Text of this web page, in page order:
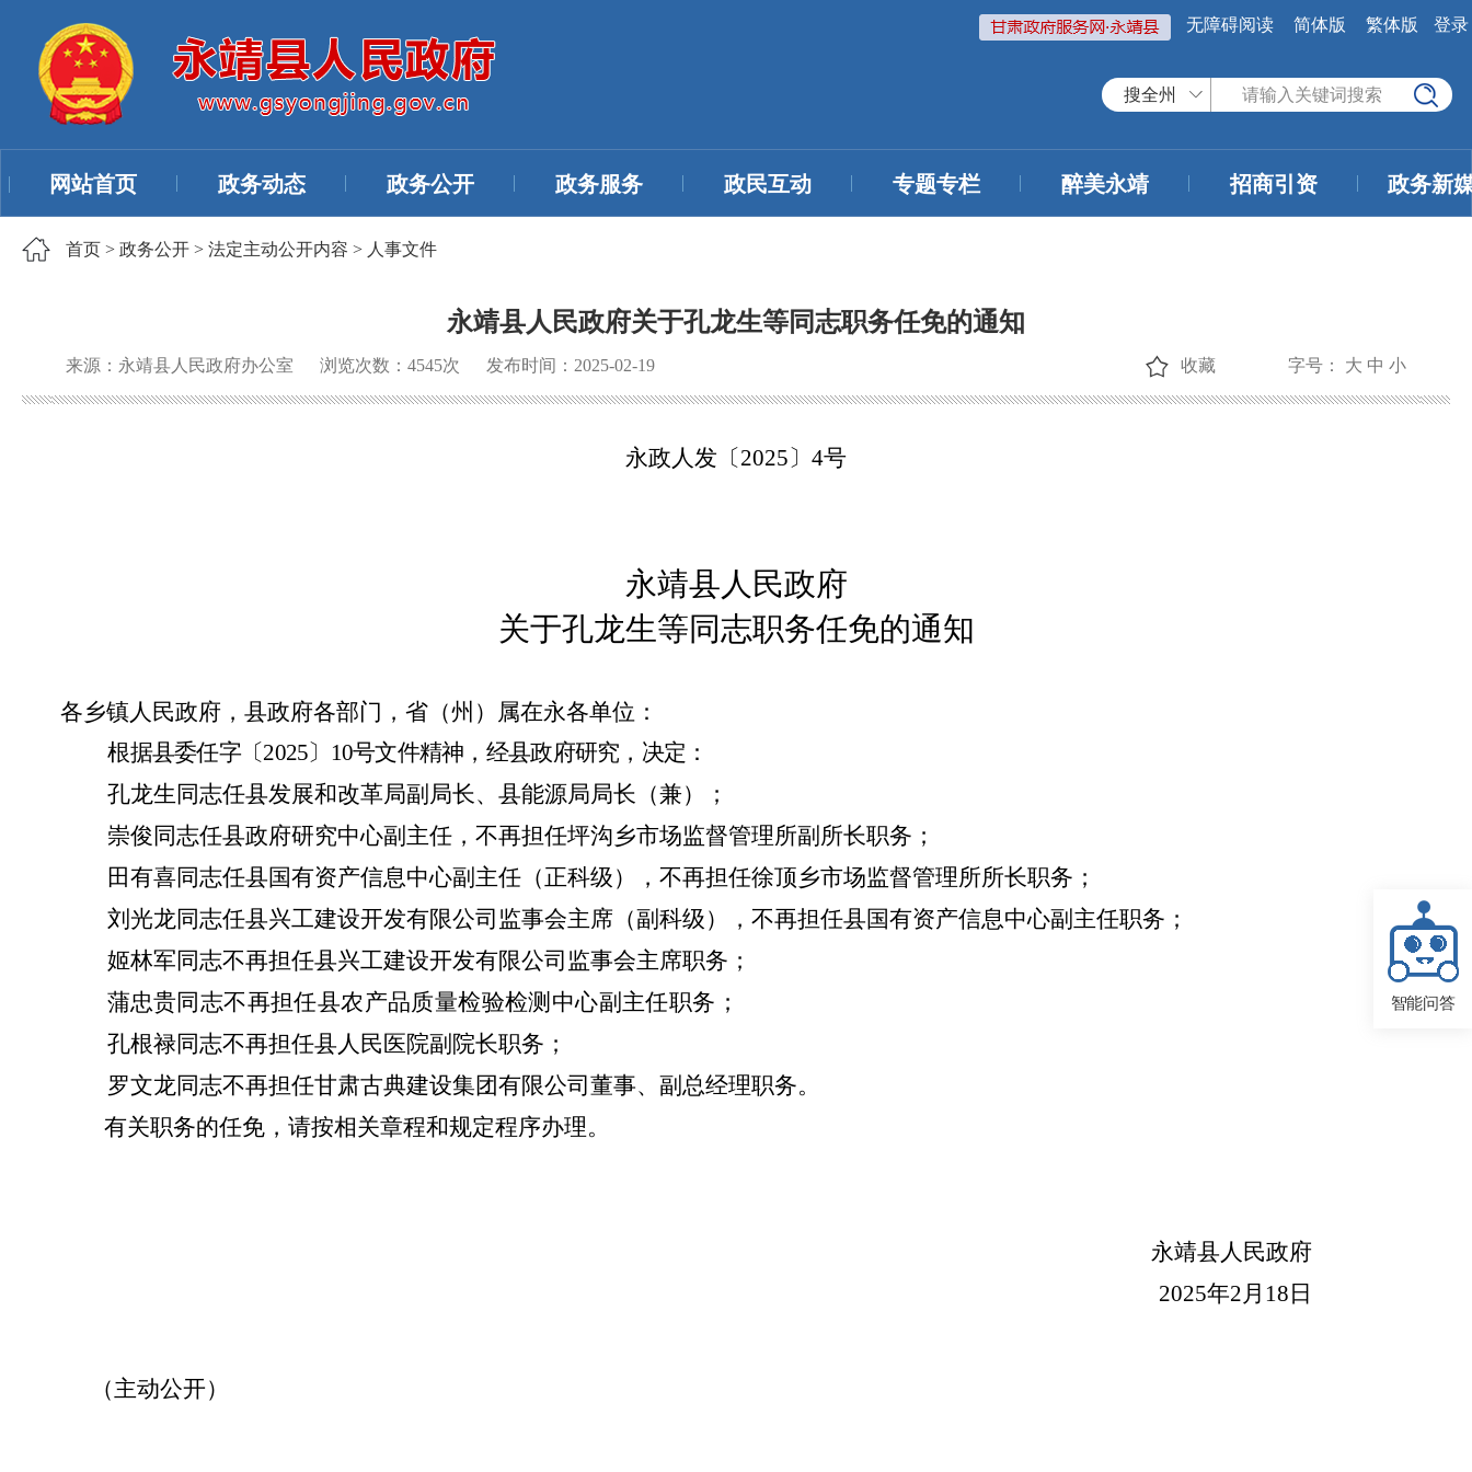
无障碍阅读 简体版 繁体版 登录
搜全州
网站首页 政务动态 政务公开 政务服务 政民互动 专题专栏 醉美永靖 招商引资 政务新
首页 > 政务公开 > 法定主动公开内容 > 人事文件
永靖县人民政府关于孔龙生等同志职务任免的通知
来源：永靖县人民政府办公室 浏览次数： 4545次 发布时间：2025-02-19 字号： 大 中 小
收藏
永政人发〔2025〕 4号
永靖县人民政府
关于孔龙生等同志职务任免的通知
各乡镇人民政府，县政府各部门，省 （州 ） 属在永各单位：
根据县委任字〔2025〕10号文件精神， 经县政府研究，决定：
孔龙生同志任县发展和改革局副局长、县能源局局长（兼）；
崇俊同志任县政府研究中心副主任，不再担任坪沟乡市场监督管理所副所长职务；
田有喜同志任县国有资产信息中心副主任（正科级），不再担任徐顶乡市场监督管理所所长职务；
刘光龙同志任县兴工建设开发有限公司监事会主席（副科级），不再担任县国有资产信息中心副主任职务；
姬林军同志不再担任县兴工建设开发有限公司监事会主席职务；
蒲忠贵同志不再担任县农产品质量检验检测中心副主任职务；
孔根禄同志不再担任县人民医院副院长职务；
罗文龙同志不再担任甘肃古典建设集团有限公司董事、副总经理职务。
有关职务的任免，请按相关章程和规定程序办理。
永靖县人民政府
2025年2月 18 日
（主动公开）
智能问答